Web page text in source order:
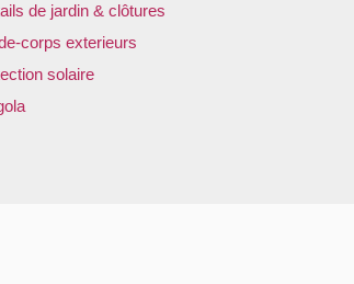
de jardin & clôtures
corps exterieurs
solaire